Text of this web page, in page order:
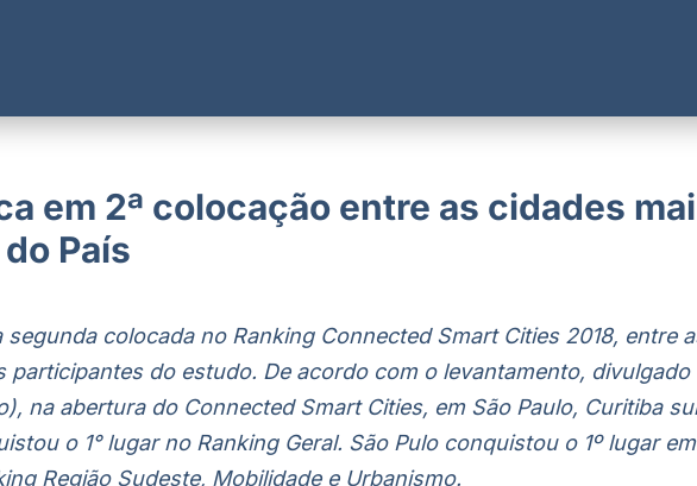
em 2ª colocação entre as cidades
País
segunda colocada no Ranking Connected Smart Cities 2018, entre
participantes do estudo. De acordo com o levantamento, divulgado
na abertura do Connected Smart Cities, em São Paulo, Curitiba
o 1° lugar no Ranking Geral. São Pulo conquistou o 1º lugar em
Região Sudeste, Mobilidade e Urbanismo.